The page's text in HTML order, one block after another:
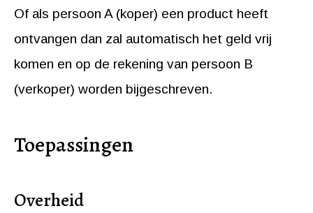
Of als persoon A (koper) een product heeft
ontvangen dan zal automatisch het geld vrij
komen en op de rekening van persoon B
(verkoper) worden bijgeschreven.
Toepassingen
Overheid